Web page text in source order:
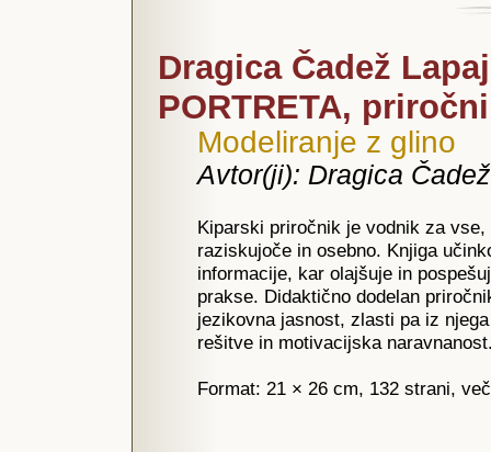
Dragica Čadež
PORTRETA,
Modeliranje z glino
Avtor(ji): Dragica
Kiparski priročnik je vodnik za
raziskujoče in osebno. Knjiga
informacije, kar olajšuje in
prakse. Didaktično dodelan
jezikovna jasnost, zlasti pa iz
rešitve in motivacijska
Format: 21 × 26 cm, 132 strani,